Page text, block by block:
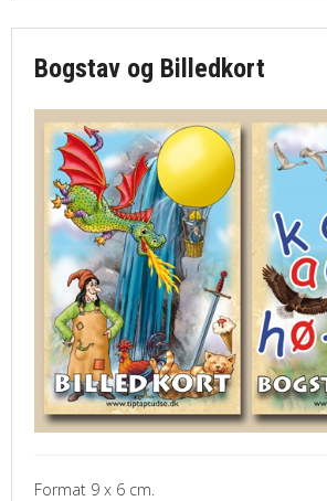
Bogstav og Billedkort
Format 9 x 6 cm.